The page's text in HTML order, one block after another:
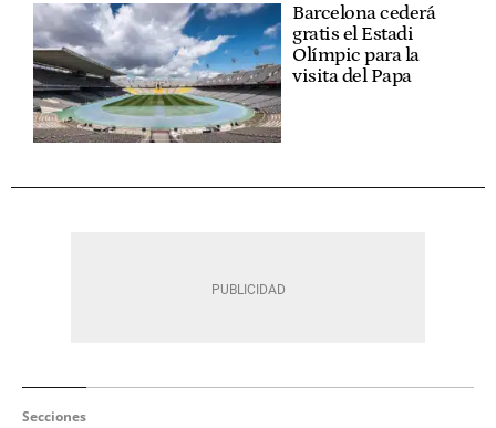
Barcelona cederá
gratis el Estadi
Olímpic para la
visita del Papa
Secciones